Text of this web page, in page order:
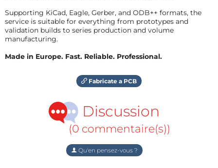
Supporting KiCad, Eagle, Gerber, and ODB++ formats, the
service is suitable for everything from prototypes and
validation builds to series production and volume
manufacturing.
Made in Europe. Fast. Reliable. Professional.
Fabricate a PCB
Discussion
(0 commentaire(s))
Qu'en pensez-vous ?